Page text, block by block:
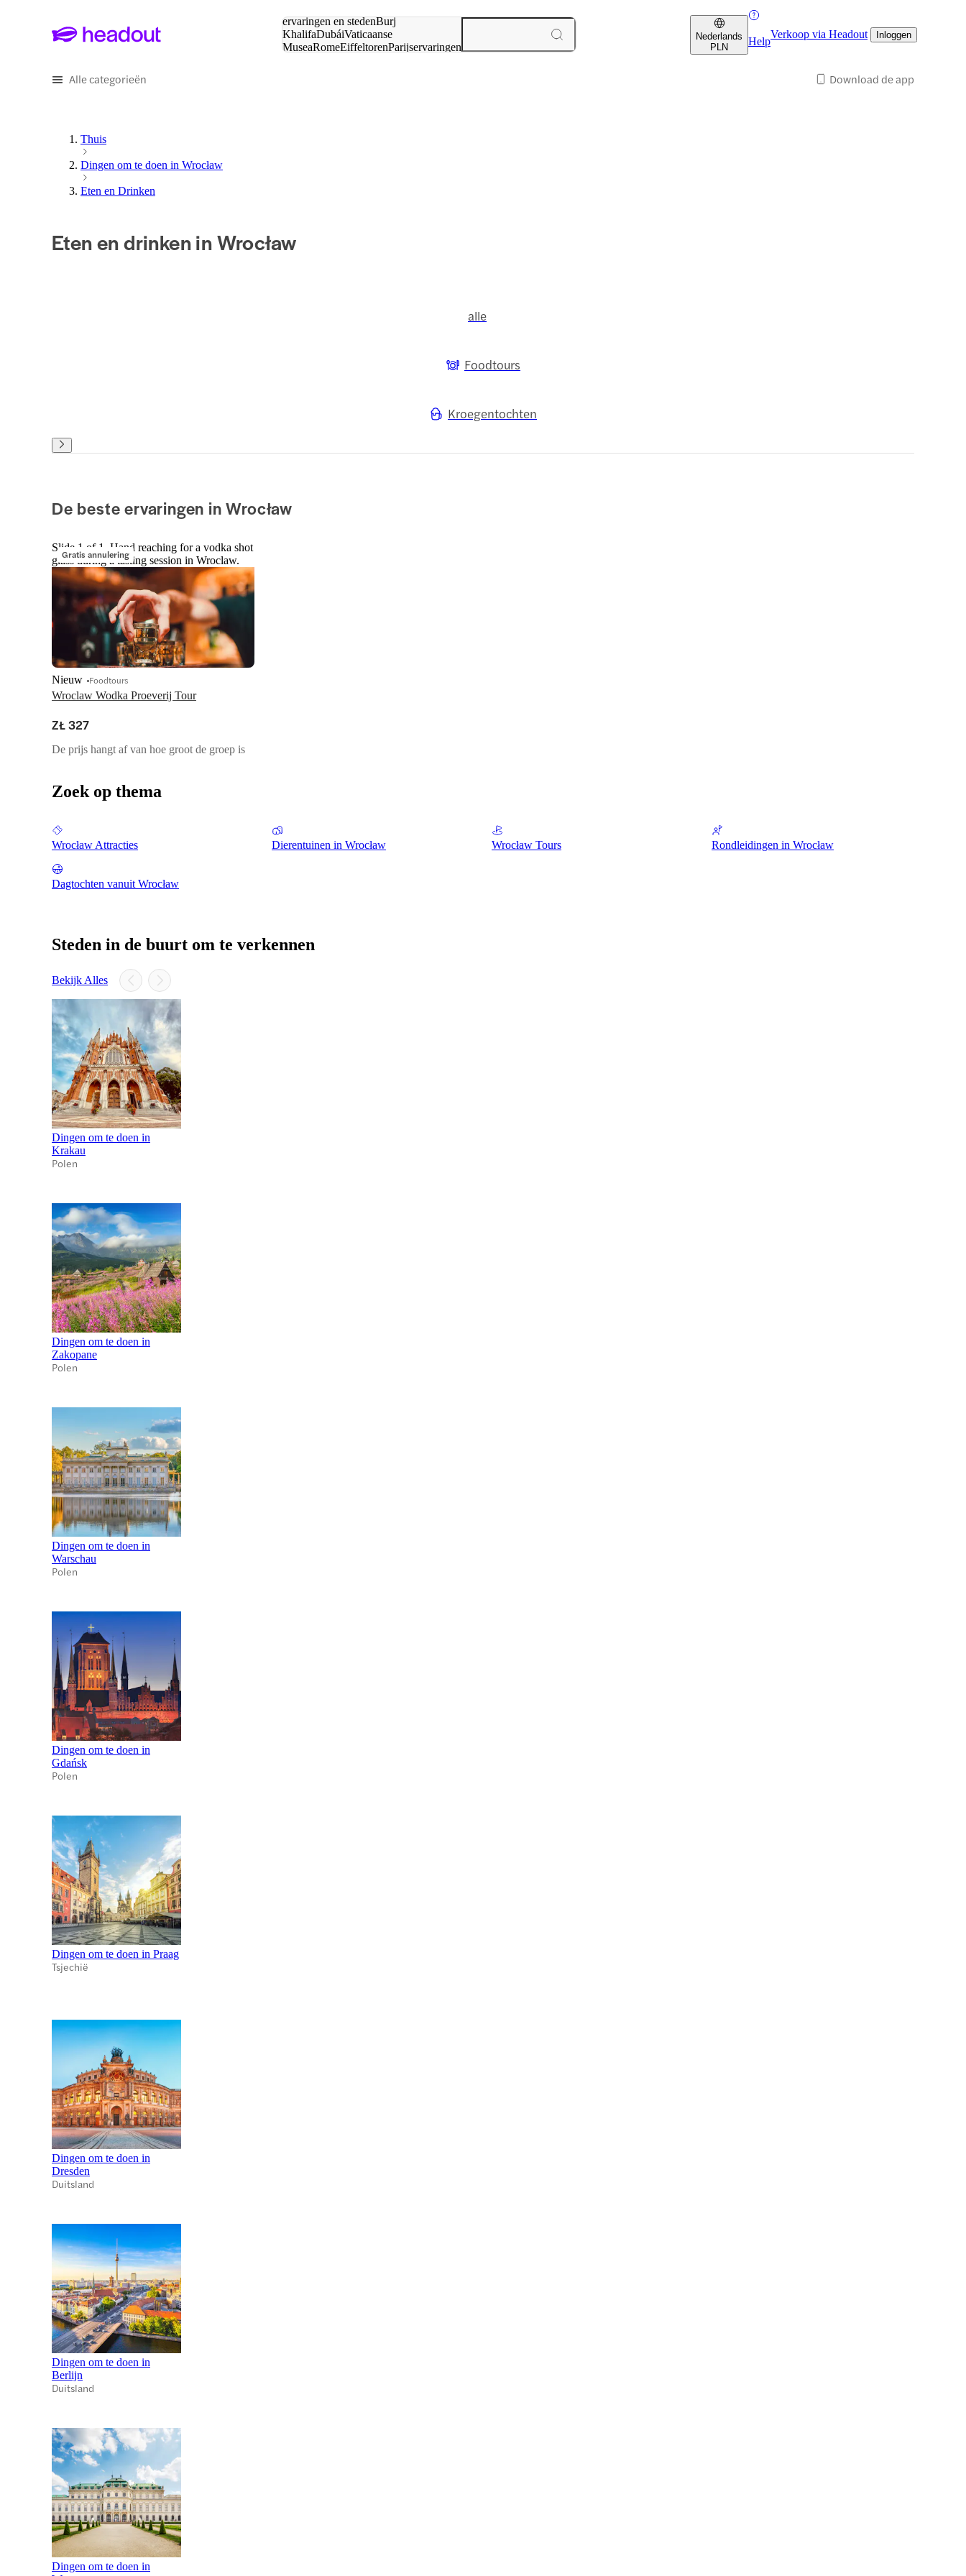
ervaringen en stedenBurj
KhalifaDubáiVaticaanse
MuseaRomeEiffeltorenParijservaringen
Nederlands
PLN
Help
Verkoop via Headout Inloggen
Alle categorieën Download de app
Thuis
Dingen om te doen in Wrocław
Eten en Drinken
Eten en drinken in Wrocław
alle
Foodtours
Kroegentochten
De beste ervaringen in Wrocław
Gratis annulering
Slide 1 of 1, Hand reaching for a vodka shot
glass during a tasting session in Wroclaw.
Wroclaw Wodka Proeverij Tour
Nieuw Foodtours
ZŁ 327
De prijs hangt af van hoe groot de groep is
Zoek op thema
Wrocław Attracties Dierentuinen in Wrocław Wrocław Tours Rondleidingen in Wrocław
Dagtochten vanuit Wrocław
Steden in de buurt om te verkennen
Bekijk Alles
Dingen om te doen in
Krakau
Polen
Dingen om te doen in
Zakopane
Polen
Dingen om te doen in
Warschau
Polen
Dingen om te doen in
Gdańsk
Polen
Dingen om te doen in Praag
Tsjechië
Dingen om te doen in
Dresden
Duitsland
Dingen om te doen in
Berlijn
Duitsland
Dingen om te doen in